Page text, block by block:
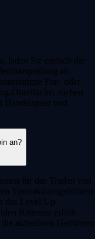
laden Sie einfach die
ab.
Fiat- oder
Oberfläche, suchen
Handelspaar und
an?
für das Traden von
Transaktionsgebühren
das Level Up-
Kriterien erfüllt
aktuellsten Gebühren